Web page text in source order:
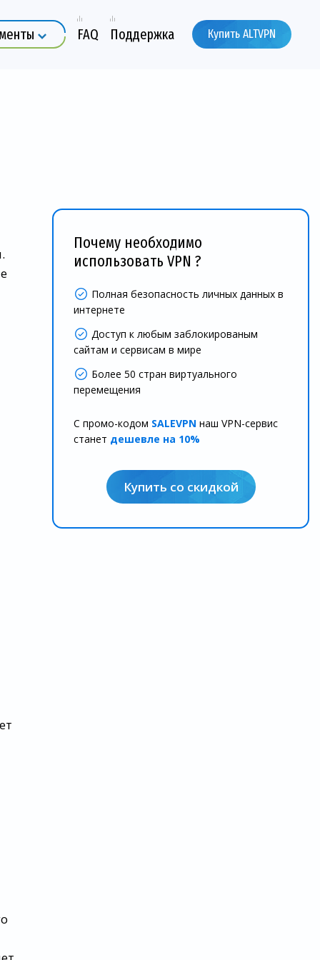
FAQ Поддержка Купить ALTVPN
Почему необходимо
использовать VPN ?
Полная безопасность личных данных в
интернете
Доступ к любым заблокированым
сайтам и сервисам в мире
Более 50 стран виртуального
перемещения
С промо-кодом SALEVPN наш VPN-сервис
станет дешевле на 10%
Купить со скидкой